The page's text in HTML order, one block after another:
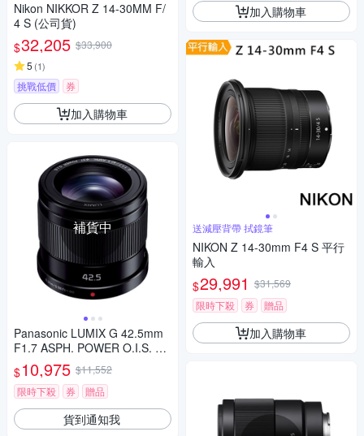
Nikon NIKKOR Z 14-30MM F/
4 S (公司貨)
$32,205 $33,900
5 (1)
挑戰低價 券
加入購物車
補貨中
Panasonic LUMIX G 42.5mm
F1.7 ASPH. POWER O.I.S. 大
光圈 定焦鏡頭 公司貨
$10,975 $11,552
限時下殺
券 贈品
貨到通知我
加入購物車
送減壓背帶 拭鏡筆
NIKON Z 14-30mm F4 S 平行
輸入
$29,991 $31,569
限時下殺
券 贈品
加入購物車